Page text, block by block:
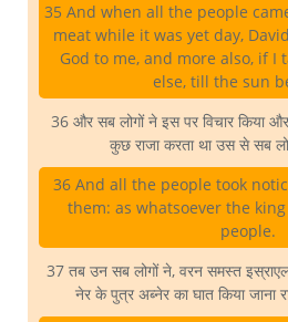
35 And when all the people
meat while it was yet day,
God to me, and more also, if I
else, till the sun
36 और सब लोगों ने इस पर विचार किया
कुछ राजा करता था उस से सब
36 And all the people took
them: as whatsoever the
people.
37 तब उन सब लोगों ने, वरन समस्त
नेर के पुत्र अब्नेर का घात किया जाना